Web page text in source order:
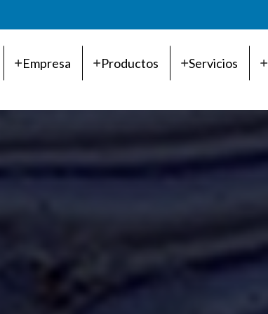
Empresa Productos Servicios